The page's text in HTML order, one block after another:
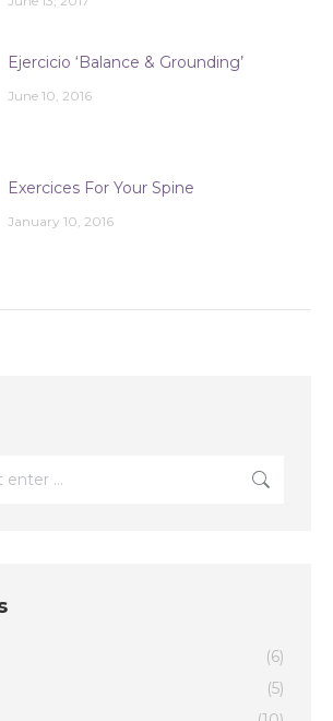
Ejercicio ‘Balance & Grounding’
June 10, 2016
Exercices For Your Spine
January 10, 2016
(6)
(5)